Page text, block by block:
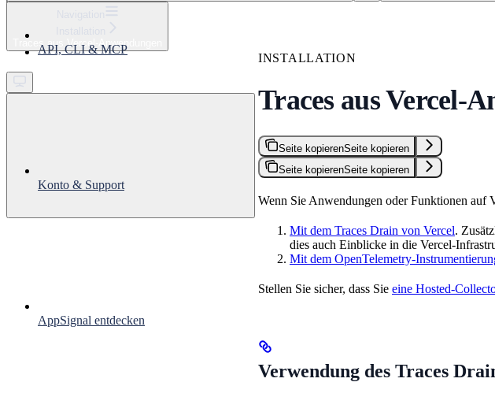
Get started
Traces aus Vercel-Anwendungen
API, CLI & MCP
Konto & Support
AppSignal entdecken
INSTALLATION
Traces aus Vercel-
Seite kopierenSeite kopieren
Seite kopierenSeite kopieren
Wenn Sie Anwendungen oder Funktionen auf
Mit dem Traces Drain von Vercel.
dies auch Einblicke in die Vercel-
Mit dem OpenTelemetry-
Stellen Sie sicher, dass Sie eine Hosted-
Verwendung des Traces